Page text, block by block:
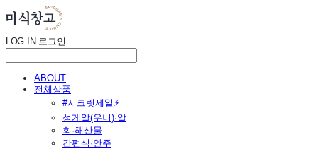
LOG IN 로그인
ABOUT
전체상품
#시크릿세일⚡
성게알(우니)·알
회·해산물
간편식·안주